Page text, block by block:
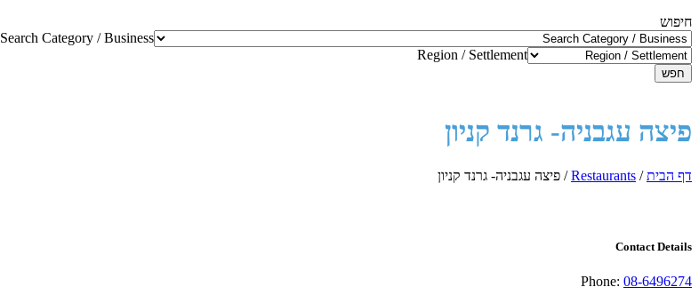
חיפוש
Search Category / Business
Region / Settlement
חפש
פיצה עגבניה- גרנד קניון
דף הבית/
Restaurants
/ פיצה עגבניה- גרנד קניון
Contact Details
Phone: 08-6496274